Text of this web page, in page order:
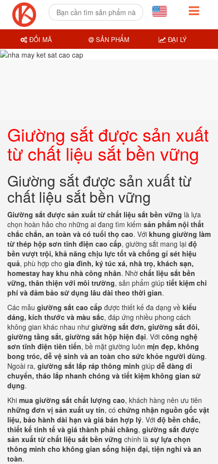
Giường sắt được sản xuất
từ chất liệu sắt bền vững
Giường sắt được sản xuất từ
chất liệu sắt bền vững
Giường sắt được sản xuất từ chất liệu sắt bền vững là lựa
chọn hoàn hảo cho những ai đang tìm kiếm sản phẩm nội thất
chắc chắn, an toàn và có tuổi thọ cao. Với khung giường làm
từ thép hộp sơn tĩnh điện cao cấp, giường sắt mang lại độ
bền vượt trội, khả năng chịu lực tốt và chống gỉ sét hiệu
quả, phù hợp cho gia đình, ký túc xá, nhà trọ, khách sạn,
homestay hay khu nhà công nhân. Nhờ chất liệu sắt bền
vững, thân thiện với môi trường, sản phẩm giúp tiết kiệm chi
phí và đảm bảo sử dụng lâu dài theo thời gian.
Các mẫu giường sắt cao cấp được thiết kế đa dạng về kiểu
dáng, kích thước và màu sắc, đáp ứng nhiều phong cách
không gian khác nhau như giường sắt đơn, giường sắt đôi,
giường tầng sắt, giường sắt hộp hiện đại. Với công nghệ
sơn tĩnh điện tiên tiến, bề mặt giường luôn mịn đẹp, không
bong tróc, dễ vệ sinh và an toàn cho sức khỏe người dùng.
Ngoài ra, giường sắt lắp ráp thông minh giúp dễ dàng di
chuyển, tháo lắp nhanh chóng và tiết kiệm không gian sử
dụng.
Khi mua giường sắt chất lượng cao, khách hàng nên ưu tiên
những đơn vị sản xuất uy tín, có chứng nhận nguồn gốc vật
liệu, bảo hành dài hạn và giá bán hợp lý. Với độ bền chắc,
thiết kế tinh tế và giá thành phải chăng, giường sắt được
sản xuất từ chất liệu sắt bền vững chính là sự lựa chọn
thông minh cho không gian sống hiện đại, tiện nghi và an
toàn.
ĐỔI MÃ SẢN PHẨM ĐẠI LÝ